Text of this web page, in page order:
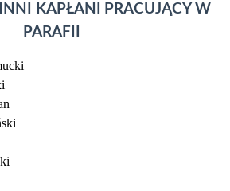
KAPŁANI
PRACUJĄCY W
PARAFII